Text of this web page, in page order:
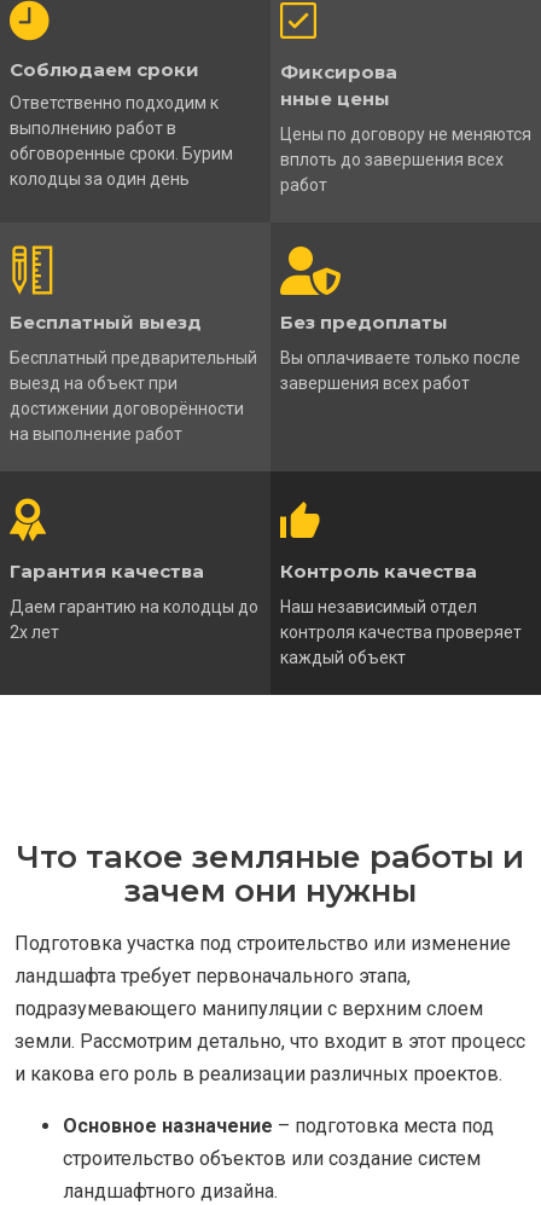
Соблюдаем сроки
Ответственно подходим к
выполнению работ в
обговоренные сроки. Бурим
колодцы за один день
Фиксирова
нные цены
Цены по договору не меняются
вплоть до завершения всех
работ
Бесплатный выезд
Бесплатный предварительный
выезд на объект при
достижении договорённости
на выполнение работ
Без предоплаты
Вы оплачиваете только после
завершения всех работ
Гарантия качества
Даем гарантию на колодцы до
2х лет
Контроль качества
Наш независимый отдел
контроля качества проверяет
каждый объект
Что такое земляные работы и
зачем они нужны
Подготовка участка под строительство или изменение
ландшафта требует первоначального этапа,
подразумевающего манипуляции с верхним слоем
земли. Рассмотрим детально, что входит в этот процесс
и какова его роль в реализации различных проектов.
Основное назначение – подготовка места под
строительство объектов или создание систем
ландшафтного дизайна.